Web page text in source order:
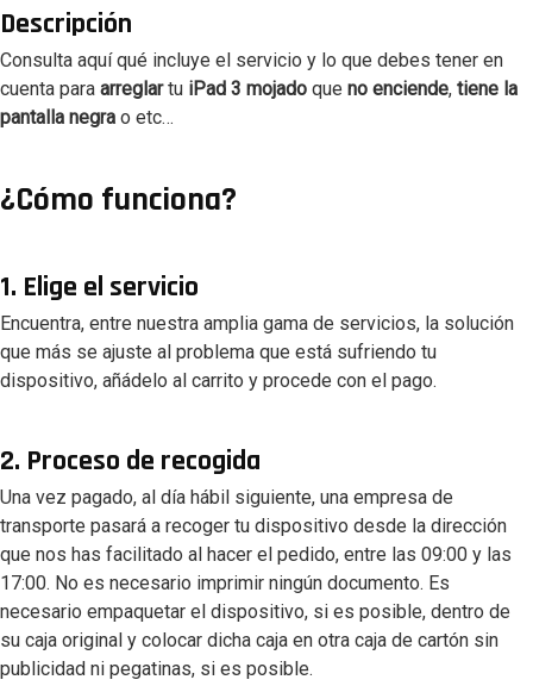
Descripción
Consulta aquí qué incluye el servicio y lo que debes tener en
cuenta para arreglartu iPad 3 mojado que no enciende, tiene la
pantalla negra o etc…
¿Cómo funciona?
1. Elige el servicio
Encuentra, entre nuestra amplia gama de servicios, la solución
que más se ajuste al problema que está sufriendo tu
dispositivo, añádelo al carrito y procede con el pago.
2. Proceso de recogida
Una vez pagado, al día hábil siguiente, una empresa de
transporte pasará a recoger tu dispositivo desde la dirección
que nos has facilitado al hacer el pedido, entre las 09:00 y las
17:00. No es necesario imprimir ningún documento. Es
necesario empaquetar el dispositivo, si es posible, dentro de
su caja original y colocar dicha caja en otra caja de cartón sin
publicidad ni pegatinas, si es posible.